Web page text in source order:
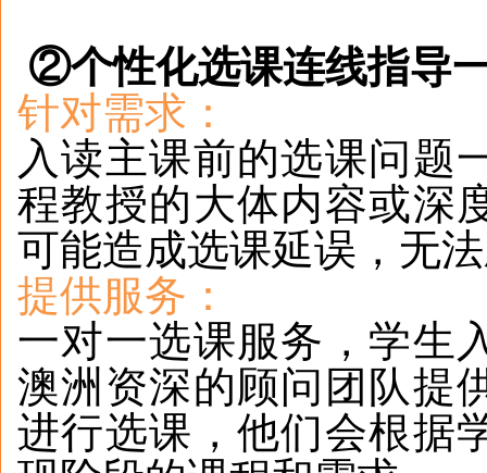
②个性化选课连线指导
针对需求：
入读主课前的选课问题
程教授的大体内容或深
可能造成选课延误，无
提供服务：
一对一选课服务，学生
澳洲资深的顾问团队提
进行选课，他们会根据